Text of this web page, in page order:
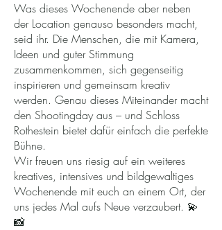
Was dieses Wochenende aber neben
der Location genauso besonders macht,
seid ihr. Die Menschen, die mit Kamera,
Ideen und guter Stimmung
zusammenkommen, sich gegenseitig
inspirieren und gemeinsam kreativ
werden. Genau dieses Miteinander macht
den Shootingday aus – und Schloss
Rothestein bietet dafür einfach die perfekte
Bühne.
Wir freuen uns riesig auf ein weiteres
kreatives, intensives und bildgewaltiges
Wochenende mit euch an einem Ort, der
uns jedes Mal aufs Neue verzaubert. 💫
📸